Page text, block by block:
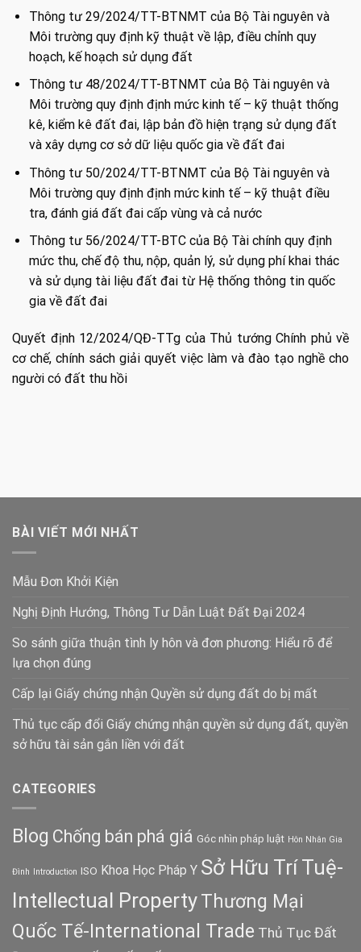
Thông tư 29/2024/TT-BTNMT của Bộ Tài nguyên và
Môi trường quy định kỹ thuật về lập, điều chỉnh quy
hoạch, kế hoạch sử dụng đất
Thông tư 48/2024/TT-BTNMT của Bộ Tài nguyên và
Môi trường quy định định mức kinh tế – kỹ thuật thống
kê, kiểm kê đất đai, lập bản đồ hiện trạng sử dụng đất
và xây dựng cơ sở dữ liệu quốc gia về đất đai
Thông tư 50/2024/TT-BTNMT của Bộ Tài nguyên và
Môi trường quy định định mức kinh tế – kỹ thuật điều
tra, đánh giá đất đai cấp vùng và cả nước
Thông tư 56/2024/TT-BTC của Bộ Tài chính quy định
mức thu, chế độ thu, nộp, quản lý, sử dụng phí khai thác
và sử dụng tài liệu đất đai từ Hệ thống thông tin quốc
gia về đất đai
Quyết định 12/2024/QĐ-TTg của Thủ tướng Chính phủ về
cơ chế, chính sách giải quyết việc làm và đào tạo nghề cho
người có đất thu hồi
BÀI VIẾT MỚI NHẤT
Mẫu Đơn Khởi Kiện
Nghị Định Hướng, Thông Tư Dẫn Luật Đất Đại 2024
So sánh giữa thuận tình ly hôn và đơn phương: Hiểu rõ để
lựa chọn đúng
Cấp lại Giấy chứng nhận Quyền sử dụng đất do bị mất
Thủ tục cấp đổi Giấy chứng nhận quyền sử dụng đất, quyền
sở hữu tài sản gắn liền với đất
CATEGORIES
Blog Chống bán phá giá Góc nhìn pháp luật Hôn Nhân Gia
Đình Introduction ISO Khoa Học Pháp Y Sở Hữu Trí Tuệ-
Intellectual PropertyThương Mại
Quốc Tế-International Trade Thủ Tục Đất